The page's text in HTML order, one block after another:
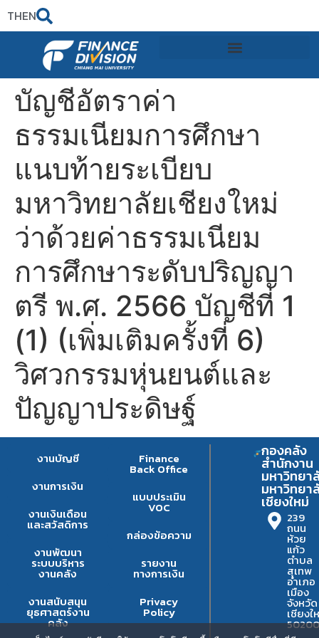
THEN
บัญชีอัตราค่า
ธรรมเนียมการศึกษา
แนบท้ายระเบียบ
มหาวิทยาลัยเชียงใหม่
ว่าด้วยค่าธรรมเนียม
การศึกษาระดับปริญญา
ตรี พ.ศ. 2566 บัญชีที่ 1
(1) (เพิ่มเติมครั้งที่ 6)
วิศวกรรมหุ่นยนต์และ
ปัญญาประดิษฐ์
งานบัญชี
งานการเงิน
งานเงินเดือน
และสวัสดิการ
งานพัฒนา
ระบบบริหาร
งานคลัง
งานสนับสนุน
ยุธศาสตร์งาน
คลัง
Finance
Back Office
แบบประเมิน
VOC
กล่องข้อความ
รายงาน
ทางการเงิน
Privacy
Policy
กองคลัง
สำนักงาน
มหาวิทยา
มหาวิทยา
เชียงใหม่
239
ถนน
ห้วย
แก้ว
ตำบล
สุเทพ
อำเภอ
เมือง
จังหวัด
เชียงใ
50200